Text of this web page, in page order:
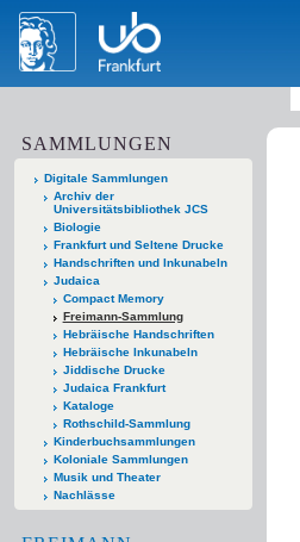
SAMMLUNGEN
Digitale Sammlungen
Archiv der
Universitätsbibliothek JCS
Biologie
Frankfurt und Seltene Drucke
Handschriften und Inkunabeln
Judaica
Compact Memory
Freimann-Sammlung
Hebräische Handschriften
Hebräische Inkunabeln
Jiddische Drucke
Judaica Frankfurt
Kataloge
Rothschild-Sammlung
Kinderbuchsammlungen
Koloniale Sammlungen
Musik und Theater
Nachlässe